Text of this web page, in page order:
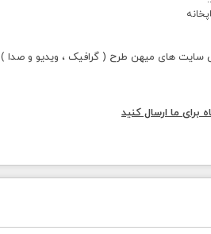
های میهن طرح ( گرافیک ، ویدیو و صدا )
ما ارسال کنید